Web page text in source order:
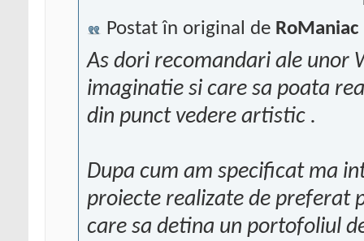
Postat în original de RoManiac
As dori recomandari ale unor
imaginatie si care sa poata
din punct vedere artistic .
Dupa cum am specificat ma
proiecte realizate de preferat
care sa detina un portofoliul